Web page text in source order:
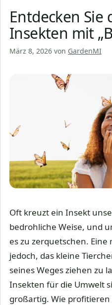
Entdecken Sie
Insekten mit
März 8, 2026 von GardenMI
Oft kreuzt ein Insekt
bedrohliche Weise, und
es zu zerquetschen.
jedoch, das kleine
seines Weges ziehen zu
Insekten für die Umwelt
großartig. Wie